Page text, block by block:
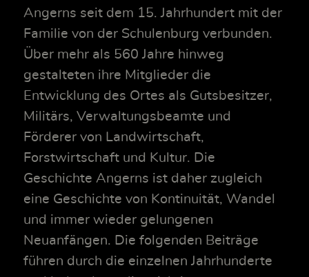
Angerns seit dem 15. Jahrhundert mit der
Familie von der Schulenburg verbunden.
Über mehr als 560 Jahre hinweg
gestalteten ihre Mitglieder die
Entwicklung des Ortes als Gutsbesitzer,
Militärs, Verwaltungsbeamte und
Förderer von Landwirtschaft,
Forstwirtschaft und Kultur. Die
Geschichte Angerns ist daher zugleich
eine Geschichte von Kontinuität, Wandel
und immer wieder gelungenen
Neuanfängen. Die folgenden Beiträge
führen durch die einzelnen Jahrhunderte